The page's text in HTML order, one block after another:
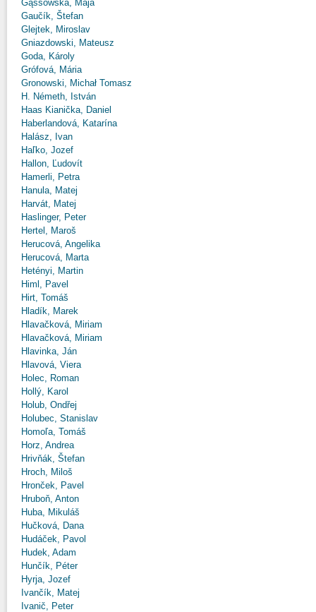
Gąssowska, Maja
Gaučík, Štefan
Glejtek, Miroslav
Gniazdowski, Mateusz
Goda, Károly
Grófová, Mária
Gronowski, Michał Tomasz
H. Németh, István
Haas Kianička, Daniel
Haberlandová, Katarína
Halász, Ivan
Haľko, Jozef
Hallon, Ľudovít
Hamerli, Petra
Hanula, Matej
Harvát, Matej
Haslinger, Peter
Hertel, Maroš
Herucová, Angelika
Herucová, Marta
Hetényi, Martin
Himl, Pavel
Hirt, Tomáš
Hladík, Marek
Hlavačková, Miriam
Hlavačková, Miriam
Hlavinka, Ján
Hlavová, Viera
Holec, Roman
Hollý, Karol
Holub, Ondřej
Holubec, Stanislav
Homoľa, Tomáš
Horz, Andrea
Hrivňák, Štefan
Hroch, Miloš
Hronček, Pavel
Hruboň, Anton
Huba, Mikuláš
Hučková, Dana
Hudáček, Pavol
Hudek, Adam
Hunčík, Péter
Hyrja, Jozef
Ivančík, Matej
Ivanič, Peter